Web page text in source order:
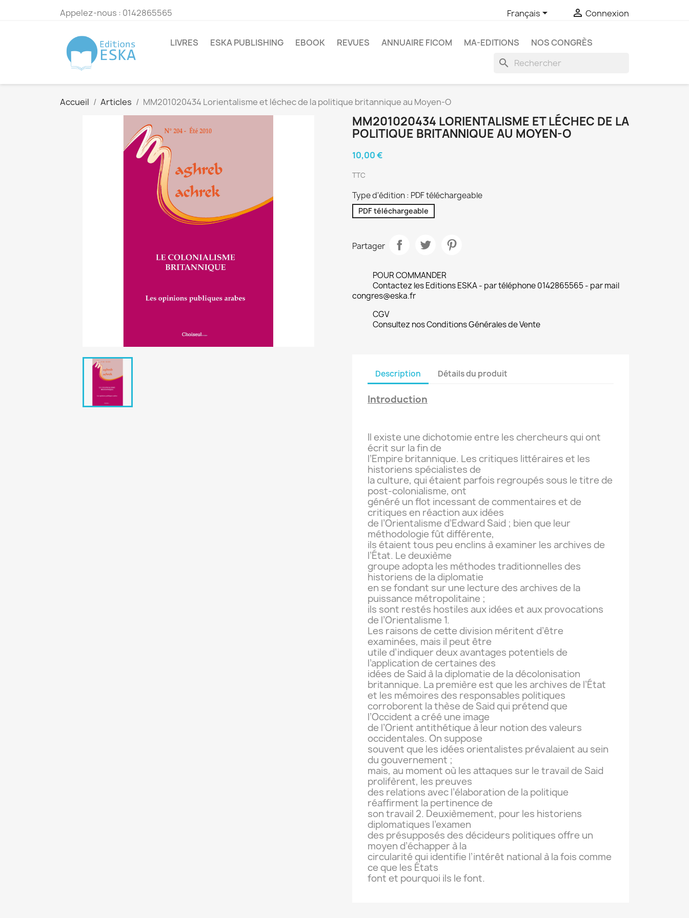
Appelez-nous : 0142865565 Français  Connexion
LIVRES ESKA PUBLISHING EBOOK REVUES ANNUAIRE FICOM MA-EDITIONS NOS CONGRÈS
search
Accueil Articles MM201020434 Lorientalisme et léchec de la politique britannique au Moyen-O
MM201020434 LORIENTALISME ET LÉCHEC DE LA
POLITIQUE BRITANNIQUE AU MOYEN-O
10,00 €
TTC
Type d'édition : PDF téléchargeable
PDF téléchargeable
Partager
POUR COMMANDER
Contactez les Editions ESKA - par téléphone 0142865565 - par mail
congres@eska.fr
CGV
Consultez nos Conditions Générales de Vente
Description Détails du produit
Introduction
Il existe une dichotomie entre les chercheurs qui ont
écrit sur la fin de
l’Empire britannique. Les critiques littéraires et les
historiens spécialistes de
la culture, qui étaient parfois regroupés sous le titre de
post-colonialisme, ont
généré un flot incessant de commentaires et de
critiques en réaction aux idées
de l’Orientalisme d’Edward Said ; bien que leur
méthodologie fût différente,
ils étaient tous peu enclins à examiner les archives de
l’État. Le deuxième
groupe adopta les méthodes traditionnelles des
historiens de la diplomatie
en se fondant sur une lecture des archives de la
puissance métropolitaine ;
ils sont restés hostiles aux idées et aux provocations
de l’Orientalisme 1.
Les raisons de cette division méritent d’être
examinées, mais il peut être
utile d’indiquer deux avantages potentiels de
l’application de certaines des
idées de Said à la diplomatie de la décolonisation
britannique. La première est que les archives de l’État
et les mémoires des responsables politiques
corroborent la thèse de Said qui prétend que
l’Occident a créé une image
de l’Orient antithétique à leur notion des valeurs
occidentales. On suppose
souvent que les idées orientalistes prévalaient au sein
du gouvernement ;
mais, au moment où les attaques sur le travail de Said
prolifèrent, les preuves
des relations avec l’élaboration de la politique
réaffirment la pertinence de
son travail 2. Deuxièmement, pour les historiens
diplomatiques l’examen
des présupposés des décideurs politiques offre un
moyen d’échapper à la
circularité qui identifie l’intérêt national à la fois comme
ce que les États
font et pourquoi ils le font.